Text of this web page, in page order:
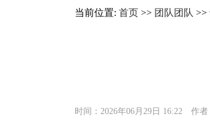
当前位置: 首页 >> 团队团队 >>
时间：2026年06月29日 16:22 作者